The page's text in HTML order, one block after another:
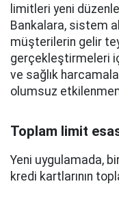
limitleri yeni
Bankalara, sistem
müşterilerin gelir
gerçekleştirmeleri
ve sağlık
olumsuz
Toplam limit
Yeni uygulamada,
kredi kartlarının